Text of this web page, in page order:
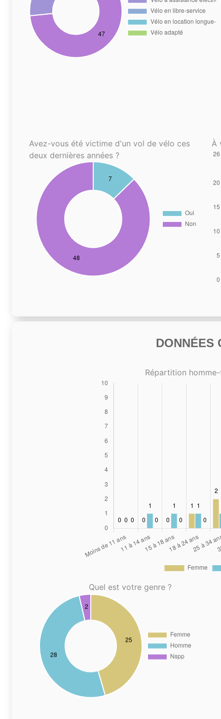
Avez-vous été victime d'un vol de vélo ces
deux dernières années ?
À
DONNÉES
Répartition
Quel est votre genre ?